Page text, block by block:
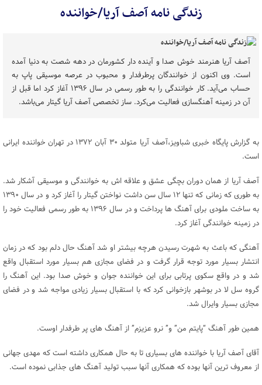
زندگی نامه آصف آریا/خواننده
آصف آریا هنرمند خوش صدا و آینده دار کشورمان در دهه شصت به دنیا آمده
است. وی اکنون از خوانندگان پرطرفدار و محبوب در عرصه موسیقی پاپ به
حساب می‌آید. کار خوانندگی را به طور رسمی در سال ۱۳۹۶ آغاز کرد اما قبل از
آن در زمینه آهنگسازی فعالیت می‌کرد. ساز تخصصی آصف آریا گیتار می‌باشد.
به گزارش پایگاه خبری شباویز،آصف آریا متولد ۳۰ آبان ۱۳۷۲ در تهران خواننده ایرانی
است.
آصف آریا از همان دوران بچگی عشق و علاقه اش به خوانندگی و موسیقی آشکار شد.
به طوری که زمانی که تنها ۱۲ سال سن داشت نواختن گیتار را آغاز کرد و در سال ۱۳۹۰
به ساخت ملودی برای آهنگ ها پرداخت و در سال ۱۳۹۶ به طور رسمی فعالیت خود را
در زمینه خوانندگی آغاز کرد.
آهنگی که باعث به شهرت رسیدن هرچه بیشتر او شد آهنگ حال دلم بود که در زمان
انتشار بسیار مورد توجه قرار گرفت و در فضای مجازی هم بسیار مورد استقبال واقع
شد و در واقع سکوی پرتابی برای این خواننده جوان و خوش صدا بود. این آهنگ را
گروه سل لا در بوشهر بازخوانی کرد که با استقبال بسیار زیادی مواجه شد و در فضای
مجازی بسیار وایرال شد.
همین طور آهنگ “پایتم من” و” نرو عزیزم” از آهنگ های پر طرفدار اوست.
آقای آصف آریا با خواننده های بسیاری تا به حال همکاری داشته است که مهدی جهانی
از معروف ترین آنها بوده که همکاری آنها سبب تولید آهنگ های جذابی نموده است.